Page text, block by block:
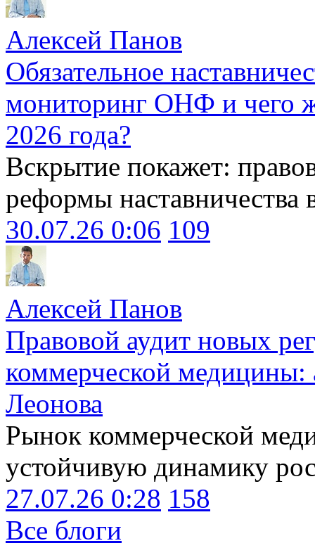
Алексей Панов
Обязательное
мониторинг ОНФ и чего
2026 года?
Вскрытие покажет:
реформы наставничества
30.07.26 0:06 109
Алексей Панов
Правовой аудит новых
коммерческой медицины:
Леонова
Рынок коммерческой
устойчивую динамику
27.07.26 0:28 158
Все блоги